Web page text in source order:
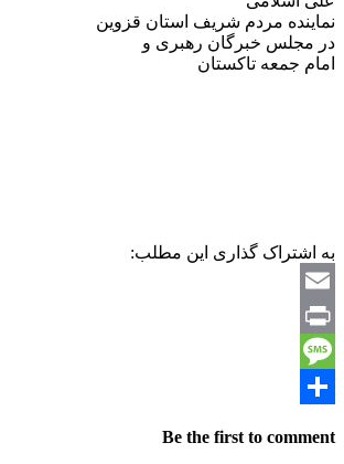
نماینده مردم شریف استان قزوین
در مجلس خبرگان رهبری و
امام جمعه تاکستان
به اشتراک گذاری این مطلب:
Email
Print
Message
Be the first to comment